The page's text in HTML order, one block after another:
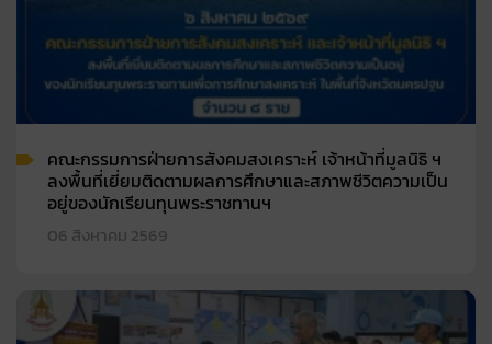
06 สิงหาคม 2569
คณะกรรมการฝ่ายการสังคมสงเคราะห์ เจ้าหน้าที่มูลนิธิ ฯ
ลงพื้นที่เยี่ยมติดตามผลการศึกษาและสภาพชีวิตความเป็น
อยู่ของนักเรียนทุนพระราชทานฯ